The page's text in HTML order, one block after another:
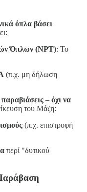
όπλα βάσει
Όπλων (NPT): Το
(π.χ. μη δήλωση
– όχι να
του Μάζη:
(π.χ. επιστροφή
περί "δυτικού